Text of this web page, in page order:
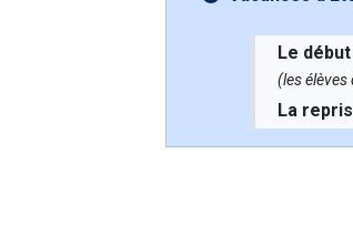
Le
(les élèves
La